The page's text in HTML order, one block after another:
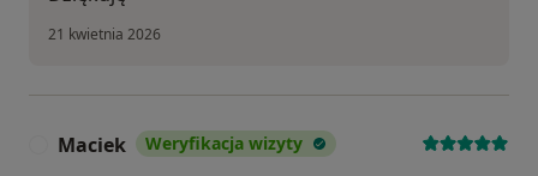
21 kwietnia 2026
Maciek Weryfikacja wizyty